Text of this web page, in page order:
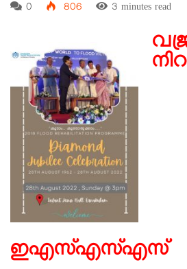
0
806 3 minutes read
ഇഎസ്എസ്എസ്